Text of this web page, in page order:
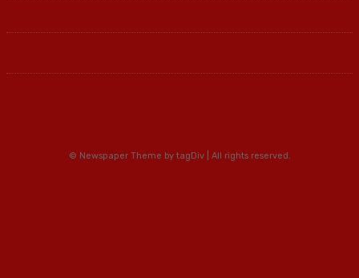
© Newspaper Theme by tagDiv | All rights reserved.